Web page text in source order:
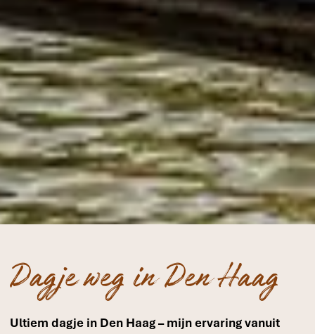
Dagje weg in Den Haag
Ultiem dagje in Den Haag – mijn ervaring vanuit